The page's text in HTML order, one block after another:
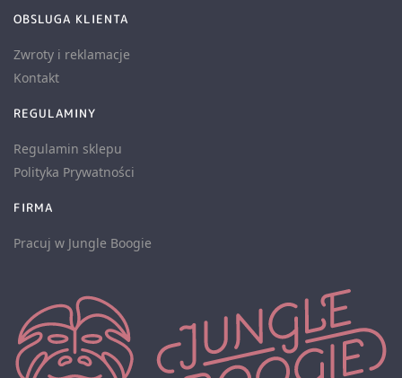
OBSLUGA KLIENTA
Zwroty i reklamacje
Kontakt
REGULAMINY
Regulamin sklepu
Polityka Prywatności
FIRMA
Pracuj w Jungle Boogie